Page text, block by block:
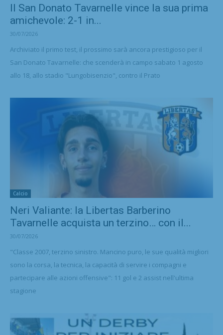
Il San Donato Tavarnelle vince la sua prima
amichevole: 2-1 in...
30/07/2026
Archiviato il primo test, il prossimo sarà ancora prestigioso per il
San Donato Tavarnelle: che scenderà in campo sabato 1 agosto
allo 18, allo stadio "Lungobisenzio", contro il Prato
Calcio
Neri Valiante: la Libertas Barberino
Tavarnelle acquista un terzino… con il...
30/07/2026
"Classe 2007, terzino sinistro. Mancino puro, le sue qualità migliori
sono la corsa, la tecnica, la capacità di servire i compagni e
partecipare alle azioni offensive": 11 gol e 2 assist nell'ultima
stagione